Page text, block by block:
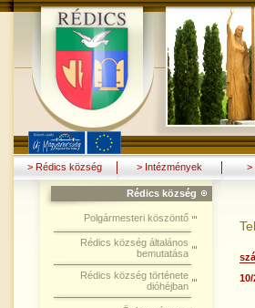
> Rédics község > Intézmények >
Rédics község
Polgármesteri köszöntő
Rédics község általános
bemutatása
Rédics község története
dióhéjban
10/